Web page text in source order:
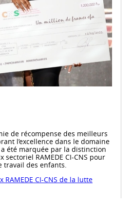
de récompense des meilleurs
l’excellence dans le domaine
été marquée par la distinction
RAMEDE CI-CNS pour
travail des enfants.
CI-CNS de la lutte